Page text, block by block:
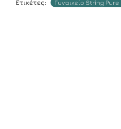
Ετικέτες: Γυναικείο String